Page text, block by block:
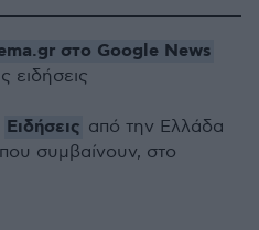
στο Google News
ειδήσεις
Ειδήσεις από την Ελλάδα
συμβαίνουν, στο